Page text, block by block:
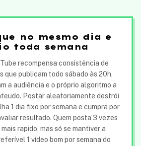
no mesmo dia e
toda semana
recompensa consistência de
que publicam todo sábado às 20h,
a audiência e o próprio algoritmo a
Postar aleatoriamente destrói
1 dia fixo por semana e cumpra por
resultado. Quem posta 3 vezes
rapido, mas só se mantiver a
1 vídeo bom por semana do